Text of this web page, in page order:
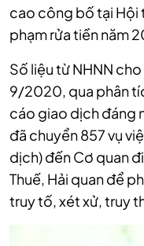
cao công bố tại Hội
phạm rửa tiền năm
Số liệu từ NHNN
9/2020, qua phân
cáo giao dịch đáng
đã chuyển 857 vụ
dịch) đến Cơ quan
Thuế, Hải quan để
truy tố, xét xử, truy